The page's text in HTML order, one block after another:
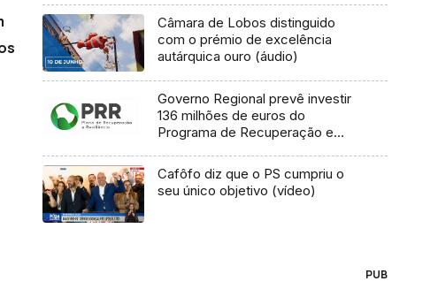
Câmara de Lobos distinguido
com o prémio de excelência
autárquica ouro (áudio)
Governo Regional prevê investir
136 milhões de euros do
Programa de Recuperação e
Cafôfo diz que o PS cumpriu o
seu único objetivo (vídeo)
PUB